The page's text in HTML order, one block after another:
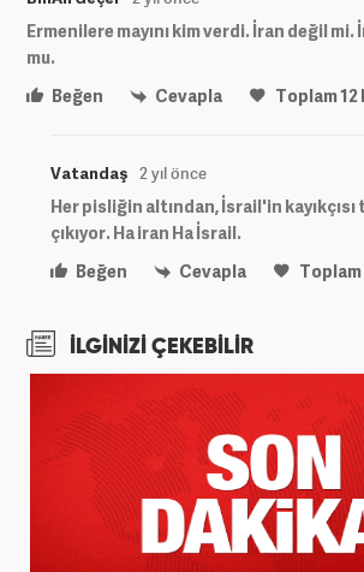
Ermenilere mayını kim verdi. İran değil mi.
mu.
Beğen
Cevapla Toplam12
Vatandaş 2 yıl önce
Her pisliğin altından, İsrail'in
çıkıyor. Ha iran Ha İsrail.
Beğen
Cevapla Toplam
İLGİNİZİ ÇEKEBİLİR